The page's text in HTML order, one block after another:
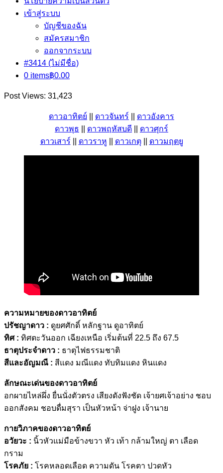
เข้าสู่ระบบ
บัญชีของฉัน
สมัครสมาชิก
ออกจากระบบ
#3414 (ไม่มีชื่อ)
0 items฿0.00
Post Views: 31,423
ดาวอาทิตย์ ดาวจันทร์
ดาวอังคาร
ดาวพุธ
ดาวพฤหัสบดี
ดาวศุกร์
ดาวเสาร์
ดาวราหู ดาวเกตุ|| ดาวมฤตยู
ความหมายของดาวอาทิตย์
ปรัชญาดาว : ดูยศศักดิ์ หลักฐาน ดูอาทิตย์
ทิศ : ทิศตะวันออก เฉียงเหนือ เริ่มต้นที่ 22.5 ถึง 67.5
ธาตุประจำดาว : ธาตุไฟธรรมชาติ
สีและอัญมณี : สีแดง มณีแดง ทับทิมแดง หินแดง
ลักษณะเด่นของดาวอาทิตย์
อกผายไหล่ผึ่ง ยื่นนั่งตัวตรง เสียงดังฟังชัด เจ้ายศเจ้าอย่าง ชอบ
ออกสังคม ชอบดื่มสุรา เป็นหัวหน้า จ่าฝูง เจ้านาย
กายวิภาคของดาวอาทิตย์
อวัยวะ : นิ้วหัวแม่มือข้างขวา หัว เท้า กล้ามใหญ่ ตา เลือด
กราม
โรคภัย : โรคหลอดเลือด ความดัน โรคตา ปวดหัว